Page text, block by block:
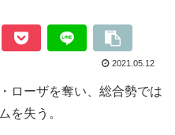
2021.05.12
ローザを奪い、総合勢では
を失う。